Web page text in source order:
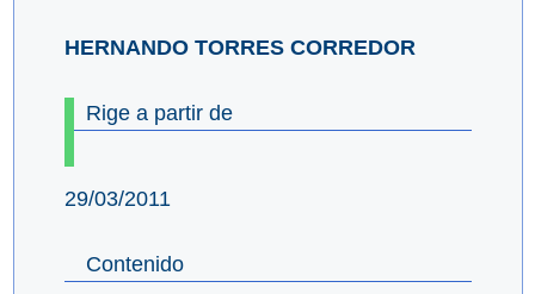
HERNANDO TORRES CORREDOR
Rige a partir de
29/03/2011
Contenido